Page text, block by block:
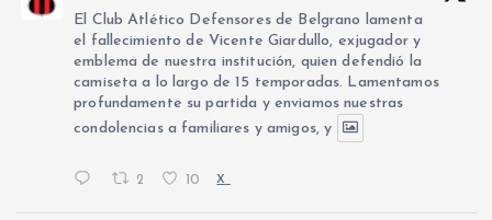
El Club Atlético Defensores de Belgrano lamenta
el fallecimiento de Vicente Giardullo, exjugador y
emblema de nuestra institución, quien defendió la
camiseta a lo largo de 15 temporadas. Lamentamos
profundamente su partida y enviamos nuestras
condolencias a familiares y amigos, y
2 10 X